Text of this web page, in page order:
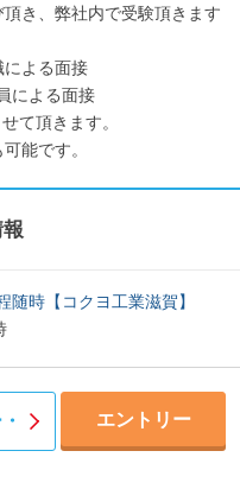
き、弊社内で受験頂きます
よる面接
による面接
て頂きます。
能です。
随時【コクヨ工業滋賀】
エントリー